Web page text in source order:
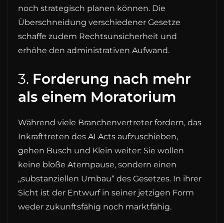
noch strategisch planen können. Die
Überschneidung verschiedener Gesetze
schaffe zudem Rechtsunsicherheit und
erhöhe den administrativen Aufwand.
3. Forderung nach mehr
als einem Moratorium
Während viele Branchenvertreter fordern, das
Inkrafttreten des AI Acts aufzuschieben,
gehen Busch und Klein weiter: Sie wollen
keine bloße Atempause, sondern einen
„substanziellen Umbau“ des Gesetzes. In ihrer
Sicht ist der Entwurf in seiner jetzigen Form
weder zukunftsfähig noch marktfähig.